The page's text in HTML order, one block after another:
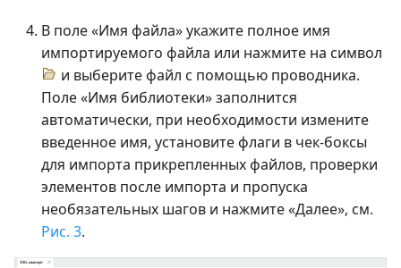
В поле «Имя файла» укажите полное имя
импортируемого файла или нажмите на символ
и выберите файл с помощью проводника.
Поле «Имя библиотеки» заполнится
автоматически, при необходимости измените
введенное имя, установите флаги в чек-боксы
для импорта прикрепленных файлов, проверки
элементов после импорта и пропуска
необязательных шагов и нажмите «Далее», см.
Рис. 3.